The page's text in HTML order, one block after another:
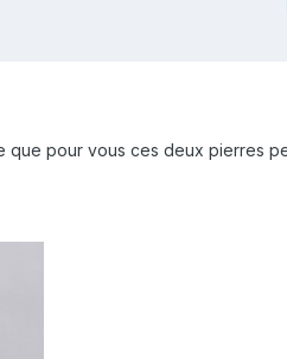
pour vous ces deux pierres